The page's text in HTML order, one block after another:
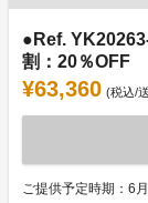
●Ref.
割：20％OFF
¥63,360 (税込/
ご提供予定時期：6